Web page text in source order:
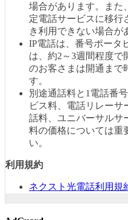
場合があります。また
定電話サービスに移行
き利用できない場合が
IP電話は、番号ポータ
は、約2～3週間程度で
のお客さまは開通まで
す。
別途通話料と1電話番
ビス料、電話リレーサ
話料、ユニバーサルサ
料の価格については重
い。
利用規約
ネクスト光電話利用規